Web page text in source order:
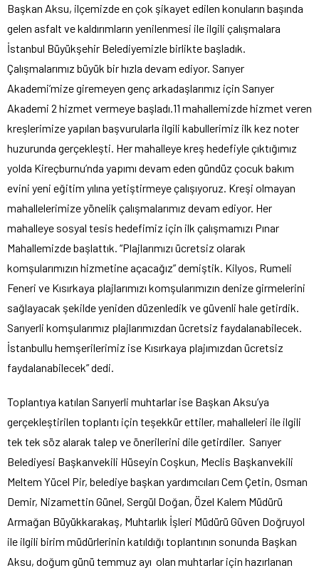
Başkan Aksu, ilçemizde en çok şikayet edilen konuların başında
gelen asfalt ve kaldırımların yenilenmesi ile ilgili çalışmalara
İstanbul Büyükşehir Belediyemizle birlikte başladık.
Çalışmalarımız büyük bir hızla devam ediyor. Sarıyer
Akademi’mize giremeyen genç arkadaşlarımız için Sarıyer
Akademi 2 hizmet vermeye başladı.11 mahallemizde hizmet veren
kreşlerimize yapılan başvurularla ilgili kabullerimiz ilk kez noter
huzurunda gerçekleşti. Her mahalleye kreş hedefiyle çıktığımız
yolda Kireçburnu’nda yapımı devam eden gündüz çocuk bakım
evini yeni eğitim yılına yetiştirmeye çalışıyoruz. Kreşi olmayan
mahallelerimize yönelik çalışmalarımız devam ediyor. Her
mahalleye sosyal tesis hedefimiz için ilk çalışmamızı Pınar
Mahallemizde başlattık. “Plajlarımızı ücretsiz olarak
komşularımızın hizmetine açacağız” demiştik. Kilyos, Rumeli
Feneri ve Kısırkaya plajlarımızı komşularımızın denize girmelerini
sağlayacak şekilde yeniden düzenledik ve güvenli hale getirdik.
Sarıyerli komşularımız plajlarımızdan ücretsiz faydalanabilecek.
İstanbullu hemşerilerimiz ise Kısırkaya plajımızdan ücretsiz
faydalanabilecek” dedi.
Toplantıya katılan Sarıyerli muhtarlar ise Başkan Aksu’ya
gerçekleştirilen toplantı için teşekkür ettiler, mahalleleri ile ilgili
tek tek söz alarak talep ve önerilerini dile getirdiler. Sarıyer
Belediyesi Başkanvekili Hüseyin Coşkun, Meclis Başkanvekili
Meltem Yücel Pir, belediye başkan yardımcıları Cem Çetin, Osman
Demir, Nizamettin Günel, Sergül Doğan, Özel Kalem Müdürü
Armağan Büyükkarakaş, Muhtarlık İşleri Müdürü Güven Doğruyol
ile ilgili birim müdürlerinin katıldığı toplantının sonunda Başkan
Aksu, doğum günü temmuz ayı olan muhtarlar için hazırlanan